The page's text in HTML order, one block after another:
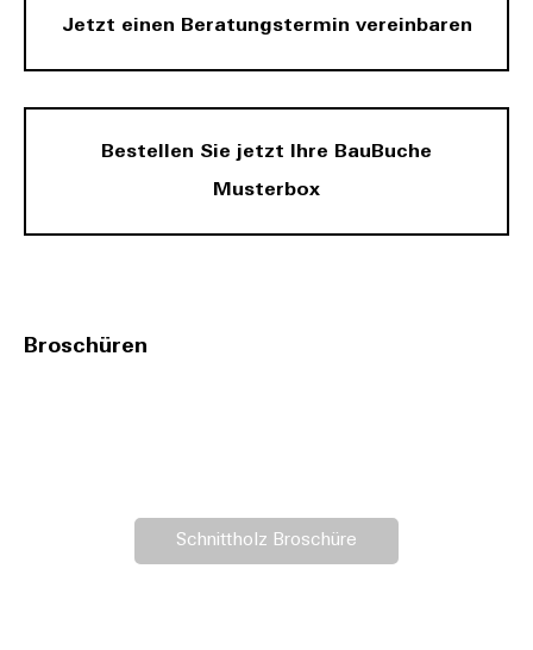
Jetzt einen Beratungstermin vereinbaren
Bestellen Sie jetzt Ihre BauBuche
Musterbox
Broschüren
Schnittholz Broschüre